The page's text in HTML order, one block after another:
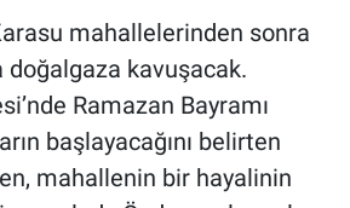
mahallelerinden sonra
kavuşacak.
Ramazan Bayramı
başlayacağını belirten
mahallenin bir hayalinin